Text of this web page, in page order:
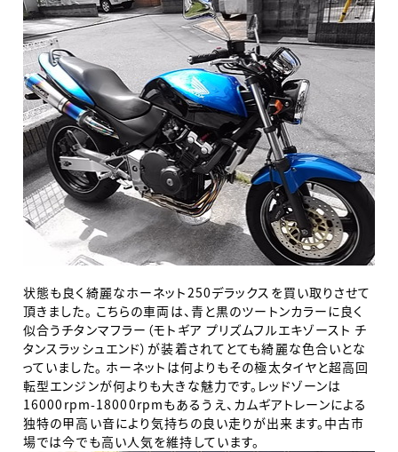
状態も良く綺麗なホーネット250デラックスを買い取りさせて
頂きました。 こちらの車両は、青と黒のツートンカラーに良く
似合うチタンマフラー（モトギア プリズムフルエキゾースト チ
タンスラッシュエンド）が装着されてとても綺麗な色合いとな
っていました。 ホーネットは何よりもその極太タイヤと超高回
転型エンジンが何よりも大きな魅力です。レッドゾーンは
16000rpm-18000rpmもあるうえ、カムギアトレーンによる
独特の甲高い音により気持ちの良い走りが出来ます。中古市
場では今でも高い人気を維持しています。